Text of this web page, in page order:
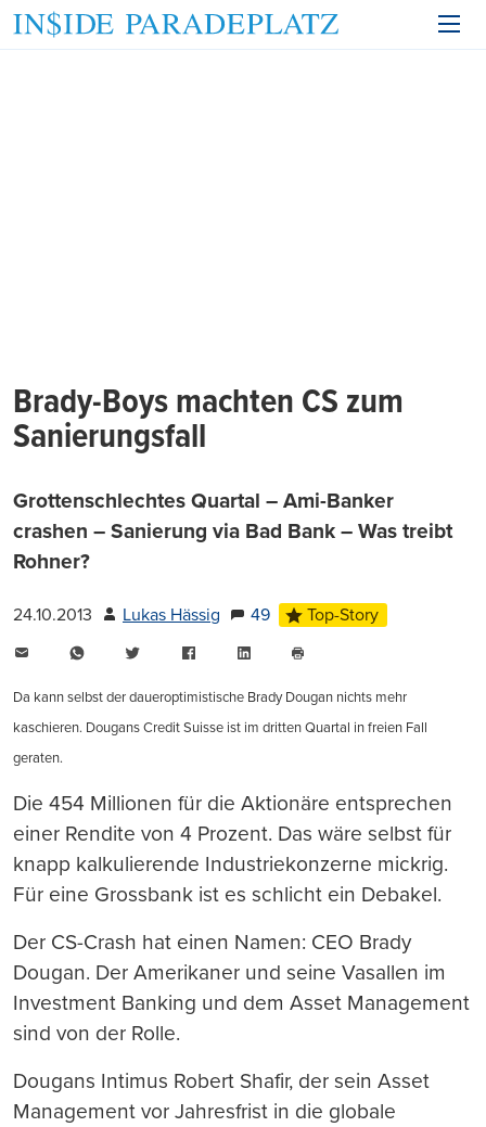
Brady-Boys machten CS zum
Sanierungsfall
Grottenschlechtes Quartal – Ami-Banker
crashen – Sanierung via Bad Bank – Was treibt
Rohner?
24.10.2013 Lukas Hässig 49
Top-Story
WhatsAppTwitter FacebookLinkedIn
Da kann selbst der daueroptimistische Brady Dougan nichts mehr
kaschieren. Dougans Credit Suisse ist im dritten Quartal in freien Fall
geraten.
Die 454 Millionen für die Aktionäre entsprechen
einer Rendite von 4 Prozent. Das wäre selbst für
knapp kalkulierende Industriekonzerne mickrig.
Für eine Grossbank ist es schlicht ein Debakel.
Der CS-Crash hat einen Namen: CEO Brady
Dougan. Der Amerikaner und seine Vasallen im
Investment Banking und dem Asset Management
sind von der Rolle.
Dougans Intimus Robert Shafir, der sein Asset
Management vor Jahresfrist in die globale